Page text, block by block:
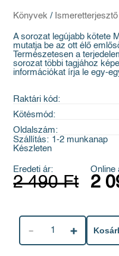
Könyvek / Ismeretterjesztő
A sorozat legújabb kötete
mutatja be az ott élő
Természetesen a
sorozat többi tagjához
információkat írja le egy-
Raktári kód:
Kötésmód:
Oldalszám:
Szállítás: 1-2 munkanap
Készleten
Eredeti ár:
2 490 Ft
Online
2
1